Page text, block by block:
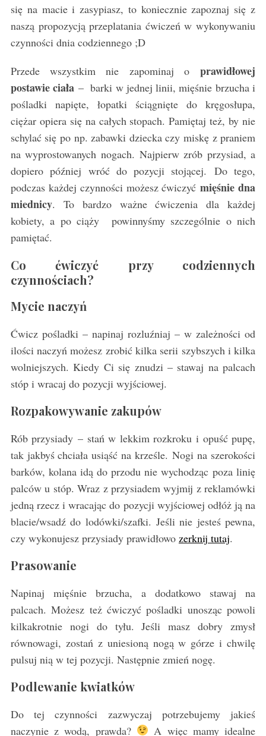
się na macie i zasypiasz, to koniecznie zapoznaj się z
naszą propozycją przeplatania ćwiczeń w wykonywaniu
czynności dnia codziennego ;D
Przede wszystkim nie zapominaj oprawidłowej
postawie ciała – barki w jednej linii, mięśnie brzucha i
pośladki napięte, łopatki ściągnięte do kręgosłupa,
ciężar opiera się na całych stopach. Pamiętaj też, by nie
schylać się po np. zabawki dziecka czy miskę z praniem
na wyprostowanych nogach. Najpierw zrób przysiad, a
dopiero później wróć do pozycji stojącej. Do tego,
podczas każdej czynności możesz ćwiczyćmięśnie dna
miednicy. To bardzo ważne ćwiczenia dla każdej
kobiety, a po ciąży powinnyśmy szczególnie o nich
pamiętać.
Co ćwiczyć przy codziennych
czynnościach?
Mycie naczyń
Ćwicz pośladki – napinaj rozluźniaj – w zależności od
ilości naczyń możesz zrobić kilka serii szybszych i kilka
wolniejszych. Kiedy Ci się znudzi – stawaj na palcach
stóp i wracaj do pozycji wyjściowej.
Rozpakowywanie zakupów
Rób przysiady – stań w lekkim rozkroku i opuść pupę,
tak jakbyś chciała usiąść na krześle. Nogi na szerokości
barków, kolana idą do przodu nie wychodząc poza linię
palców u stóp. Wraz z przysiadem wyjmij z reklamówki
jedną rzecz i wracając do pozycji wyjściowej odłóż ją na
blacie/wsadź do lodówki/szafki. Jeśli nie jesteś pewna,
czy wykonujesz przysiady prawidłowo zerknij tutaj.
Prasowanie
Napinaj mięśnie brzucha, a dodatkowo stawaj na
palcach. Możesz też ćwiczyć pośladki unosząc powoli
kilkakrotnie nogi do tyłu. Jeśli masz dobry zmysł
równowagi, zostań z uniesioną nogą w górze i chwilę
pulsuj nią w tej pozycji. Następnie zmień nogę.
Podlewanie kwiatków
Do tej czynności zazwyczaj potrzebujemy jakieś
naczynie z wodą, prawda?
A więc mamy idealne